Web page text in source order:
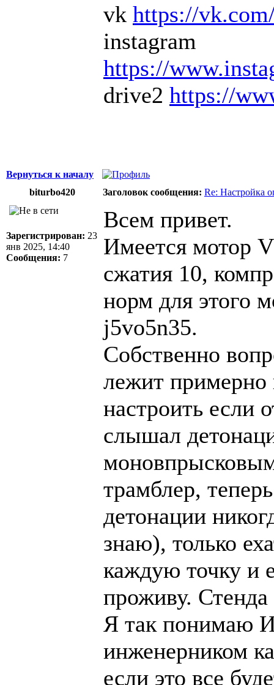
vk https://
instagram
https://
drive2 https://
Вернуться к началу
biturbo420
Заголовок сообщения: Re: Настройка
Зарегистрирован: 23
янв 2025, 14:40
Сообщения: 7
Всем привет.
Имеется мотор
сжатия 10,
норм для этого
j5vo5n35.
Собственно
лежит примерно
настроить если
слышал
трамблер,
детонации
знаю), только
каждую точку и
проживу. Стенда
Я так понимаю
инженерником
если это все